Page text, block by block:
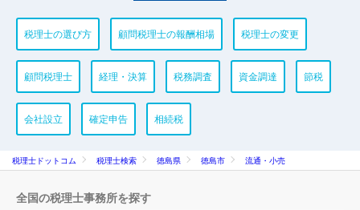
税理士の選び方 顧問税理士の報酬相場 税理士の変更
顧問税理士 経理・決算 税務調査 資金調達 節税
会社設立 確定申告 相続税
税理士ドットコム 税理士検索 徳島県 徳島市 流通・小売
全国の税理士事務所を探す